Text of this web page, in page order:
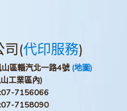
司(代印服務)
區輜汽北一路4號(地圖)
工業區內)
07-7156066
07-7158090